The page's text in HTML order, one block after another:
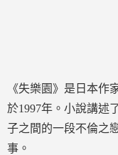
《失樂園》是日本作
於1997年。小說講述
子之間的一段不倫之
事。